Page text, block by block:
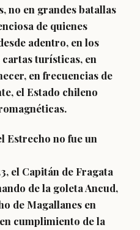
no en grandes batallas
de quienes
adentro, en los
turísticas, en
en frecuencias de
el Estado chileno
Estrecho no fue un
el Capitán de Fragata
de la goleta Ancud,
de Magallanes en
cumplimiento de la